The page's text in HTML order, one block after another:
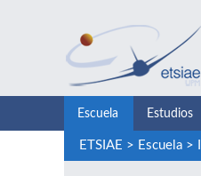
Escuela Estudios
ETSIAE > Escuela>